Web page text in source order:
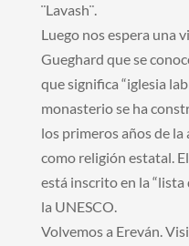
¨Lavash¨.
Luego nos espera una
Gueghard que se
que significa “iglesia
monasterio se ha
los primeros años de
como religión estatal.
está inscrito en la
la UNESCO.
Volvemos a Ereván.